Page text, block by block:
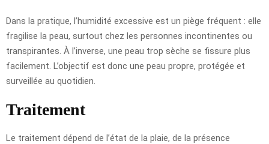
Dans la pratique, l’humidité excessive est un piège fréquent : elle
fragilise la peau, surtout chez les personnes incontinentes ou
transpirantes. À l’inverse, une peau trop sèche se fissure plus
facilement. L’objectif est donc une peau propre, protégée et
surveillée au quotidien.
Traitement
Le traitement dépend de l’état de la plaie, de la présence